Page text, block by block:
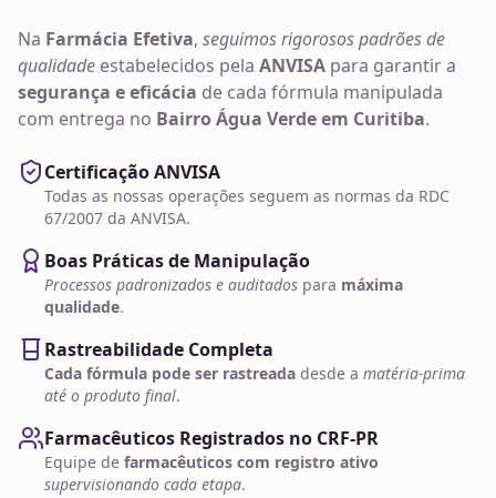
Na Farmácia Efetiva, seguimos rigorosos padrões de
qualidade estabelecidos pela ANVISA para garantir a
segurança e eficácia de cada fórmula manipulada
com entrega no Bairro Água Verde em Curitiba.
Certificação ANVISA
Todas as nossas operações seguem as normas da RDC
67/2007 da ANVISA.
Boas Práticas de Manipulação
Processos padronizados e auditados para máxima
qualidade.
Rastreabilidade Completa
Cada fórmula pode ser rastreada desde a matéria-prima
até o produto final.
Farmacêuticos Registrados no CRF-PR
Equipe de farmacêuticos com registro ativo
supervisionando cada etapa.